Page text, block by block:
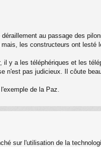
au passage des
les constructeurs ont
y a les téléphériques et les
n'est pas judicieux. Il côute
de la Paz.
sur l'utilisation de la